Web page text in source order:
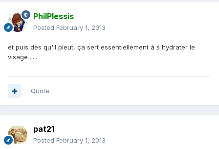
PhilPlessis
Posted February 1, 2013
et puis dès qu'il pleut, ça sert essentiellement à s'hydrater le
visage .....
Quote
pat21
Posted February 1, 2013